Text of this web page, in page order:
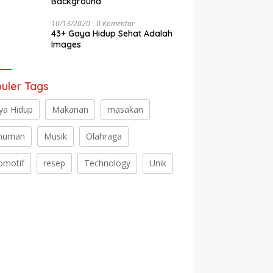
10/13/2020 0 Komentar
43+ Gaya Hidup Sehat Adalah
Images
Tags
Hidup Makanan masakan
Musik Olahraga
resep Technology Unik